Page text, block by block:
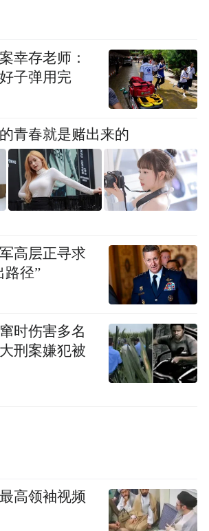
助力天峻提升旅游品牌影响
幸存老师：
子弹用完
青春就是赌出来的
高层正寻求
路径”
时伤害多名
刑案嫌犯被
高领袖视频